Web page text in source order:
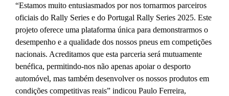
“Estamos muito entusiasmados por nos tornarmos parceiros
oficiais do Rally Series e do Portugal Rally Series 2025. Este
projeto oferece uma plataforma única para demonstrarmos o
desempenho e a qualidade dos nossos pneus em competições
nacionais. Acreditamos que esta parceria será mutuamente
benéfica, permitindo-nos não apenas apoiar o desporto
automóvel, mas também desenvolver os nossos produtos em
condições competitivas reais” indicou Paulo Ferreira,